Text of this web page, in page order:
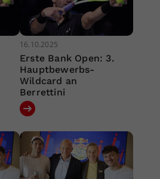
16.10.2025
Erste Bank Open: 3.
Hauptbewerbs-
Wildcard an
Berrettini